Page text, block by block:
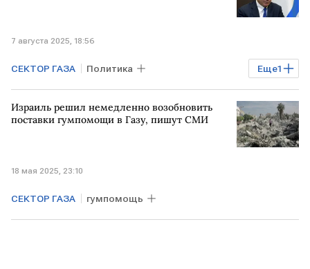
7 августа 2025, 18:56
Еще1
СЕКТОР ГАЗА Политика
Биньямин Нетаньяху
Израиль решил немедленно возобновить
поставки гумпомощи в Газу, пишут СМИ
18 мая 2025, 23:10
СЕКТОР ГАЗА гумпомощь